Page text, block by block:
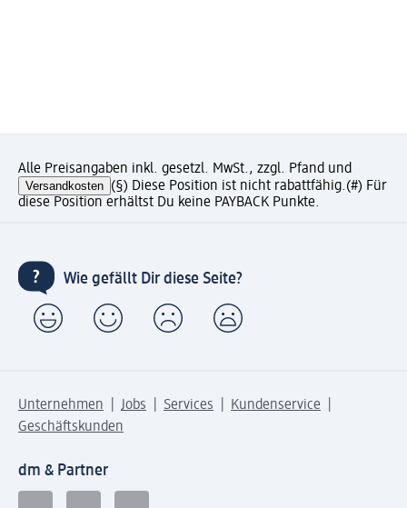
Alle Preisangaben inkl. gesetzl. MwSt., zzgl. Pfand und
Versandkosten (§) Diese Position ist nicht rabattfähig.(#) Für
diese Position erhältst Du keine PAYBACK Punkte.
Wie gefällt Dir diese Seite?
Unternehmen Jobs Services
Kundenservice
Geschäftskunden
dm & Partner